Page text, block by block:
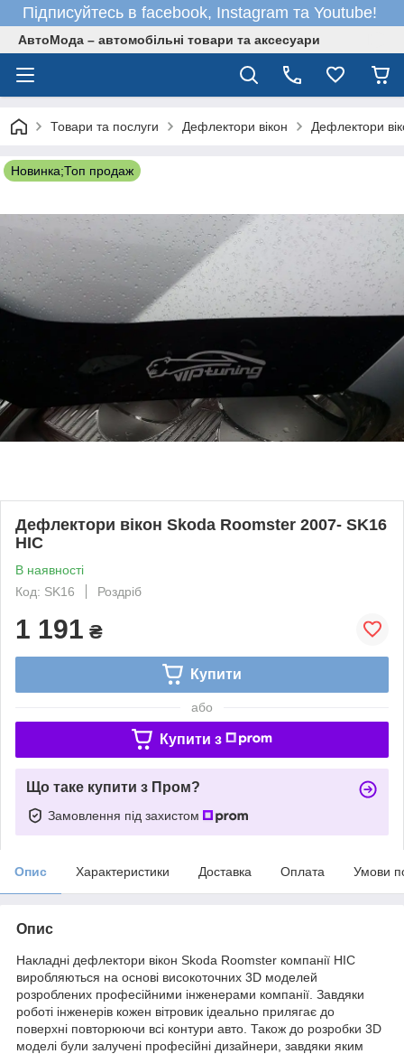
Підписуйтесь в facebook, Instagram та Youtube!
АвтоМода – автомобільні товари та аксесуари
Товари та послуги Дефлектори вікон Дефлектори
Новинка;Топ продаж
Дефлектори вікон Skoda Roomster 2007- SK16
HIC
В наявності
Код: SK16
Роздріб
1 191 ₴
Купити
або
Купити з
Що таке купити з Пром?
Замовлення під захистом
Опис Характеристики Доставка Оплата Умови
Опис
Накладні дефлектори вікон Skoda Roomster компанії HIC
виробляються на основі високоточних 3D моделей
розроблених професійними інженерами компанії. Завдяки
роботі інженерів кожен вітровик ідеально прилягає до
поверхні повторюючи всі контури авто. Також до розробки 3D
моделі були залучені професійні дизайнери, завдяки яким